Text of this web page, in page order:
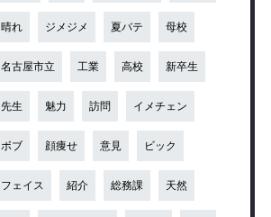
晴れ ジメジメ 夏バテ 母校
名古屋市立 工業 高校 新卒生
先生 魅力 訪問 イメチェン
ボブ 顔痩せ 意見 ビック
フェイス 紹介 総務課 天然